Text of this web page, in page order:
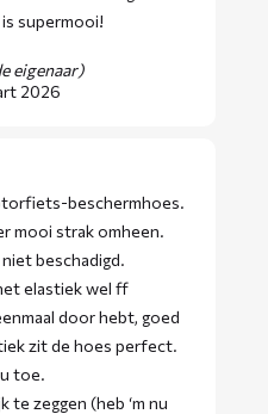
supermooi!
eigenaar)
2026
beschermhoes.
mooi strak omheen.
beschadigd.
elastiek wel ff
door hebt, goed
zit de hoes perfect.
toe.
te zeggen (heb ‘m nu